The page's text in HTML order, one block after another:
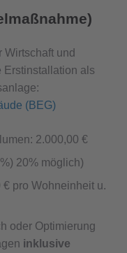
Wirtschaft und
Erstinstallation als
(BEG)
2.000,00 €
20% möglich)
pro Wohneinheit u.
oder Optimierung
inklusive